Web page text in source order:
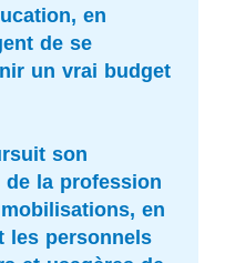
en
de se
un vrai budget
son
de la profession
en
les personnels